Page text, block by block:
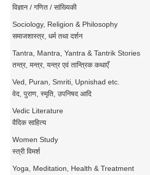
विज्ञान / गणित / सांख्यिकी
Sociology, Religion & Philosophy
समाजशास्त्र, धर्म तथा दर्शन
Tantra, Mantra, Yantra & Tantrik Stories
तन्त्र, मन्त्र, यन्त्र एवं तान्त्रिक कथाएँ
Ved, Puran, Smriti, Upnishad etc.
वेद, पुराण, स्मृति, उपनिषद आदि
Vedic Literature
वैदिक साहित्य
Women Study
स्त्री विमर्श
Yoga, Meditation, Health & Treatment